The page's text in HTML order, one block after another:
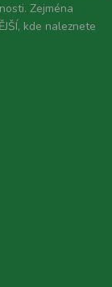
Zejména
kde naleznete